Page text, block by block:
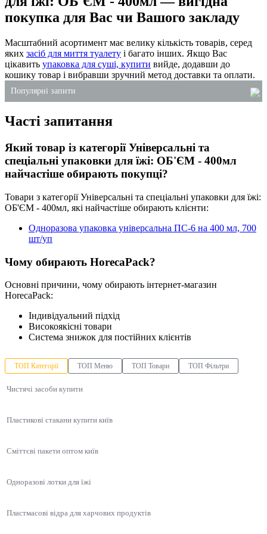
покупка для Вас чи Вашого закладу
Масштабний асортимент має велику кількість товарів, серед
яких засіб для миття туалету і багато інших. Якщо Вас
цікавить упаковка для суші, купити вийде, додавши до
кошику товар і вибравши зручний метод доставки та оплати.
Популярні запити
пластикові харчові відра з кришкою
пластикова упаковка для кондитерських виробів
купити
пластикова коробка для торта купити
упаковка для їжі одноразова
Часті запитання
Який товар із категорії Універсальні та
спеціальні упаковки для їжі: ОБ'ЄМ - 400мл
найчастіше обирають покупці?
Товари з категорії Універсальні та спеціальні упаковки для їжі:
ОБ'ЄМ - 400мл, які найчастіше обирають клієнти:
Одноразова упаковка універсальна ПС-6 на 400 мл, 700
шт/уп
Чому обирають HorecaPack?
Основні причини, чому обирають інтернет-магазин
HorecaPack:
Індивідуальний підхід
Високоякісні товари
Система знижок для постійних клієнтів
ТОП Категорії ТОП Меню ТОП Товари ТОП Фільтри
Чистячі засоби купити
Пластикові стакани купити київ
Сміттєві пакети оптом київ
Одноразові лотки для їжі
Пластмасові відра для харчових продуктів